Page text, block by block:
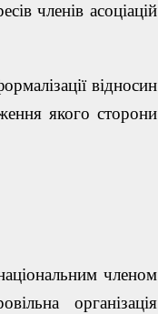
членів асоціацій
відносин
якого сторони
членом
організація